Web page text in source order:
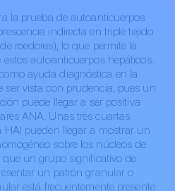
la prueba de autoanticuerpos
indirecta en triple tejido
roedores), lo que permite la
autoanticuerpos hepáticos.
ayuda diagnóstica en la
ser vista con prudencia, pues un
puede llegar a ser positiva
ANA. Unas tres cuartas
HAI pueden llegar a mostrar un
sobre los núcleos de
un grupo significativo de
un patrón granular o
está frecuentemente presente